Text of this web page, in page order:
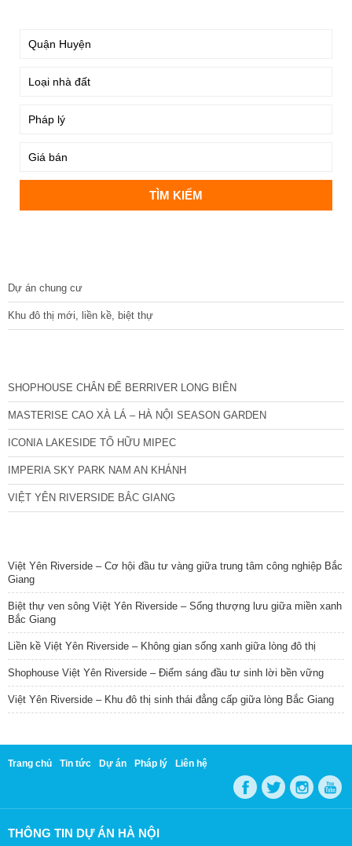
Dự án chung cư
Khu đô thị mới, liền kề, biệt thự
SHOPHOUSE CHÂN ĐẾ BERRIVER LONG BIÊN
MASTERISE CAO XÀ LÁ – HÀ NỘI SEASON GARDEN
ICONIA LAKESIDE TỐ HỮU MIPEC
IMPERIA SKY PARK NAM AN KHÁNH
VIỆT YÊN RIVERSIDE BẮC GIANG
Việt Yên Riverside – Cơ hội đầu tư vàng giữa trung tâm công nghiệp Bắc
Giang
Biệt thự ven sông Việt Yên Riverside – Sống thượng lưu giữa miền xanh
Bắc Giang
Liền kề Việt Yên Riverside – Không gian sống xanh giữa lòng đô thị
Shophouse Việt Yên Riverside – Điểm sáng đầu tư sinh lời bền vững
Việt Yên Riverside – Khu đô thị sinh thái đẳng cấp giữa lòng Bắc Giang
Trang chủ Tin tức Dự án Pháp lý Liên hệ
THÔNG TIN DỰ ÁN HÀ NỘI